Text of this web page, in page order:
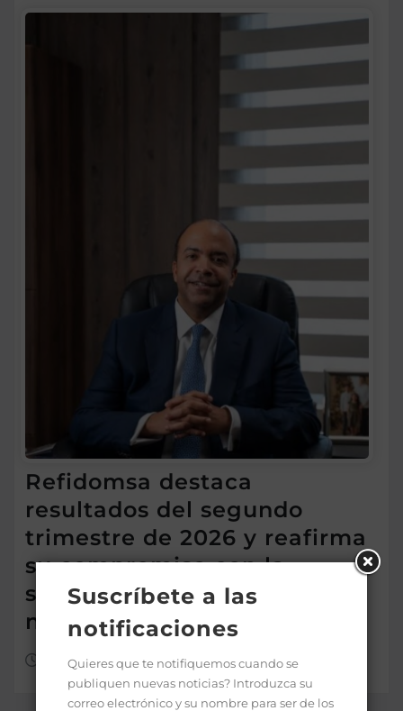
Refidomsa destaca
resultados del segundo
trimestre de 2026 y reafirma
su compromiso con la
seguridad energética
nacional
Ago 7, 2026
Suscríbete a las
notificaciones
Quieres que te notifiquemos cuando se
publiquen nuevas noticias? Introduzca su
correo electrónico y su nombre para ser de los